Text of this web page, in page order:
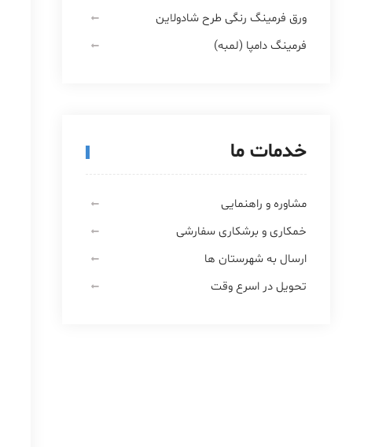
ورق فرمینگ رنگی طرح شادولاین
فرمینگ دامپا (لمبه)
خدمات ما
مشاوره و راهنمایی
خمکاری و برشکاری سفارشی
ارسال به شهرستان ها
تحویل در اسرع وقت